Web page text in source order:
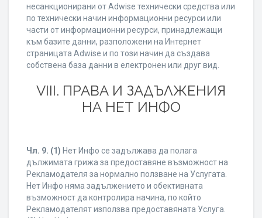
несанкционирани от Adwise технически средства или
по технически начин информационни ресурси или
части от информационни ресурси, принадлежащи
към базите данни, разположени на Интернет
страницата Adwise и по този начин да създава
собствена база данни в електронен или друг вид.
VIII. ПРАВА И ЗАДЪЛЖЕНИЯ
НА НЕТ ИНФО
Чл. 9. (1) Нет Инфо се задължава да полага
дължимата грижа за предоставяне възможност на
Рекламодателя за нормално ползване на Услугата.
Нет Инфо няма задължението и обективната
възможност да контролира начина, по който
Рекламодателят използва предоставяната Услуга.